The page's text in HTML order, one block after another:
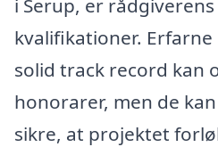
i Serup, er
kvalifikationer.
solid track record kan
honorarer, men de
sikre, at projektet